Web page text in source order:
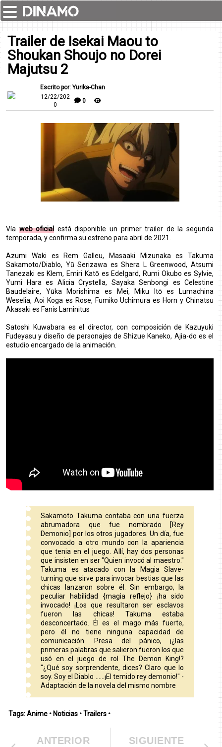
Trailer de Isekai Maou to
Shoukan Shoujo no Dorei
Majutsu 2
Escrito por: Yurika-Chan
12/22/202
0
0
Vía web oficial está disponible un primer trailer de la segunda
temporada, y confirma su estreno para abril de 2021.
Azumi Waki es Rem Galleu, Masaaki Mizunaka es Takuma
Sakamoto/Diablo, Yū Serizawa es Shera L Greenwood, Atsumi
Tanezaki es Klem, Emiri Katō es Edelgard, Rumi Okubo es Sylvie,
Yumi Hara es Alicia Crystella, Sayaka Senbongi es Celestine
Baudelaire, Yūka Morishima es Mei, Miku Itō es Lumachina
Weselia, Aoi Koga es Rose, Fumiko Uchimura es Horn y Chinatsu
Akasaki es Fanis Laminitus
Satoshi Kuwabara es el director, con composición de Kazuyuki
Fudeyasu y diseño de personajes de Shizue Kaneko, Ajia-do es el
estudio encargado de la animación.
Sakamoto Takuma contaba con una fuerza
abrumadora que fue nombrado [Rey
Demonio] por los otros jugadores. Un día, fue
convocado a otro mundo con la apariencia
que tenia en el juego. Allí, hay dos personas
que insisten en ser "Quien invocó al maestro."
Takuma es atacado con la Magia Slave-
turning que sirve para invocar bestias que las
chicas lanzaron sobre él. Sin embargo, la
peculiar habilidad {magia reflejo} ¡ha sido
invocado! ¡Los que resultaron ser esclavos
fueron las chicas! Takuma estaba
desconcertado. Él es el mago más fuerte,
pero él no tiene ninguna capacidad de
comunicación. Presa del pánico, ¡¿las
primeras palabras que salieron fueron los que
usó en el juego de rol The Demon King!?
"¿Qué soy sorprendente, dices? Claro que lo
soy. Soy el Diablo ......¡El temido rey demonio!" -
Adaptación de la novela del mismo nombre
Tags:Anime • Noticias •Trailers •
SIGUIENTE
ANTERIOR